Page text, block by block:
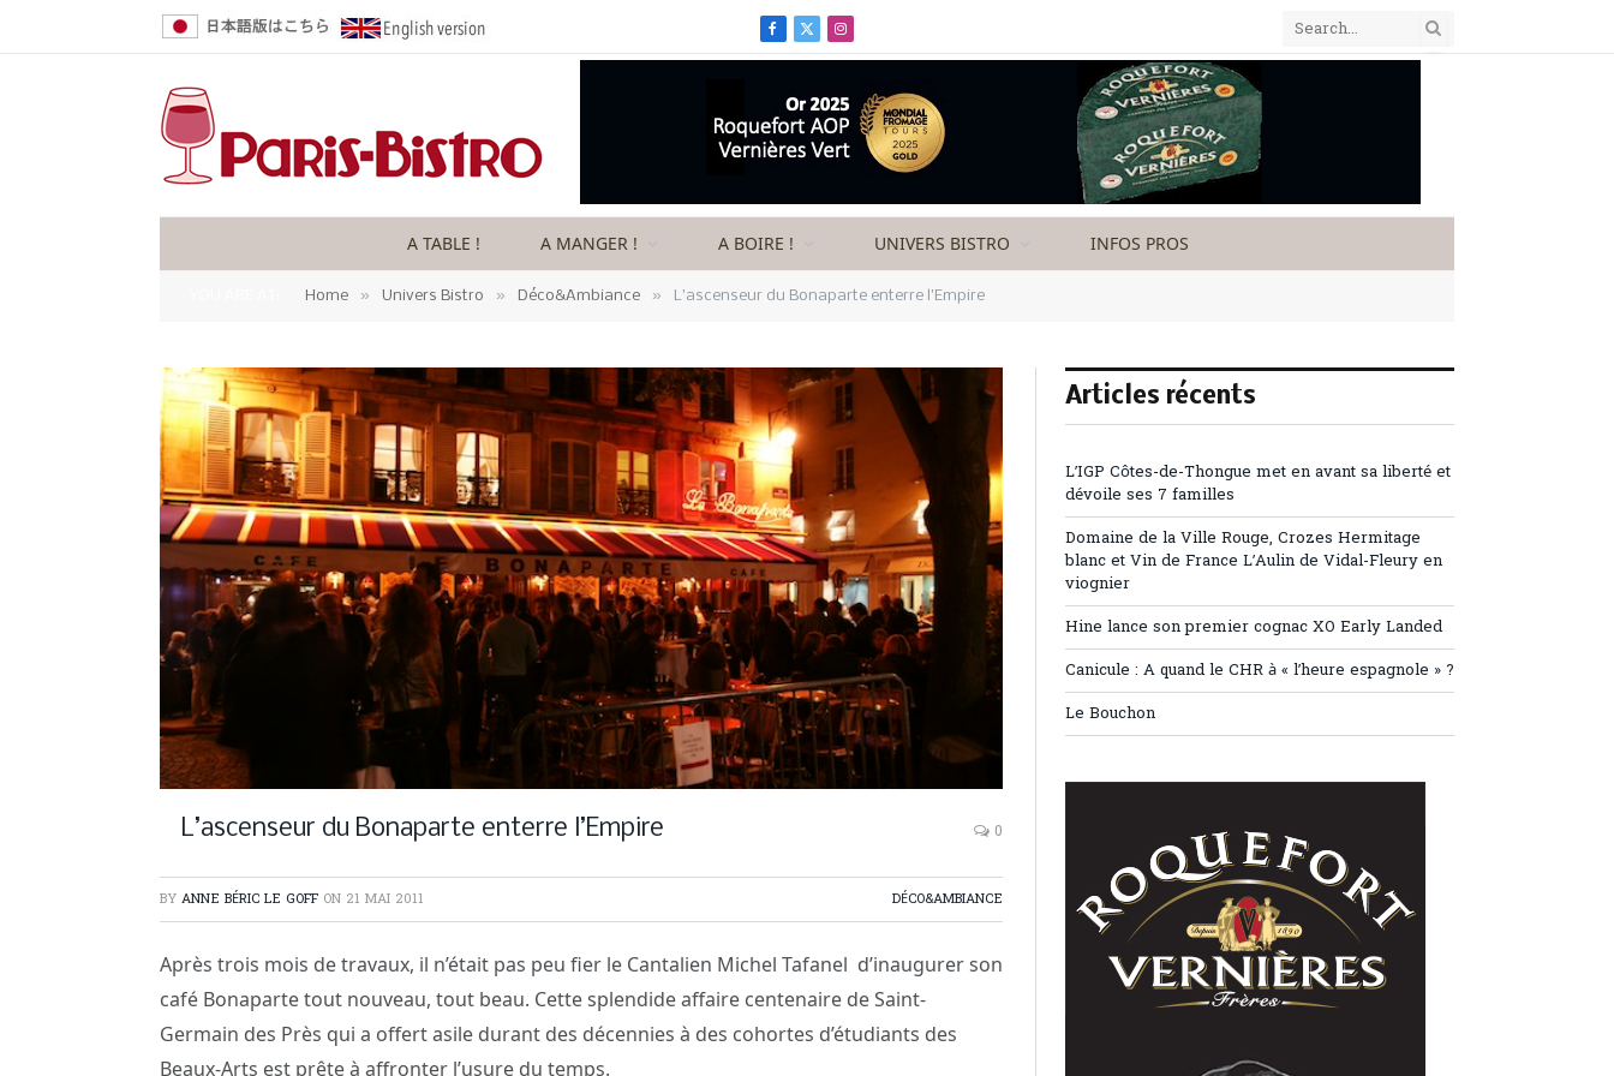
Facebook
X
(Twitter)
Instagram
A TABLE ! A MANGER ! A BOIRE ! UNIVERS BISTRO INFOS PROS
Home » Univers Bistro » Déco&Ambiance » L’ascenseur du Bonaparte enterre l’Empire
L’ascenseur du Bonaparte enterre l’Empire 0
BY ANNE BÉRIC LE GOFF ON 21 MAI 2011 DÉCO&AMBIANCE
Après trois mois de travaux, il n’était pas peu fier le Cantalien Michel Tafanel d’inaugurer son
café Bonaparte tout nouveau, tout beau. Cette splendide affaire centenaire de Saint-
Germain des Près qui a offert asile durant des décennies à des cohortes d’étudiants des
Beaux-Arts est prête à affronter l’usure du temps.
Articles récents
L’IGP Côtes-de-Thongue met en avant sa liberté et
dévoile ses 7 familles
Domaine de la Ville Rouge, Crozes Hermitage
blanc et Vin de France L’Aulin de Vidal-Fleury en
viognier
Hine lance son premier cognac XO Early Landed
Canicule : A quand le CHR à « l’heure espagnole » ?
Le Bouchon